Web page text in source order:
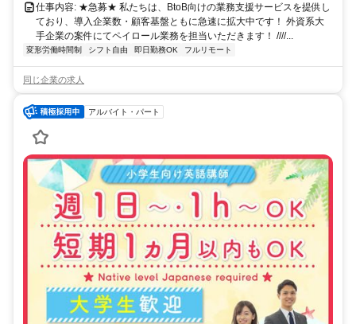
仕事内容: ★急募★ 私たちは、BtoB向けの業務支援サービスを提供し
ており、導入企業数・顧客基盤ともに急速に拡大中です！ 外資系大
手企業の案件にてペイロール業務を担当いただきます！ ////...
変形労働時間制 シフト自由 即日勤務OK フルリモート
同じ企業の求人
アルバイト・パート